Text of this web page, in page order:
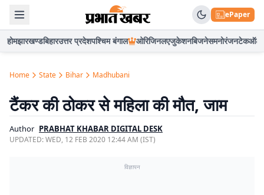
ePaper
होमझारखण्डबिहारउत्तर प्रदेशपश्चिम बंगाल ओरिजिनलएजुकेशनबिजनेसमनोरंजनटेकऑटो
Home State Bihar Madhubani
टैंकर की ठोकर से महिला की मौत, जाम
Author PRABHAT KHABAR DIGITAL DESK
UPDATED:WED, 12 FEB 2020 12:44 AM (IST)
विज्ञापन